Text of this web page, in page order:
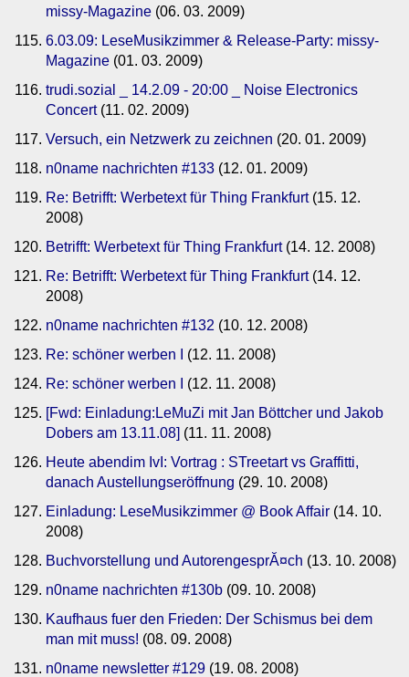
missy-Magazine (06. 03. 2009)
6.03.09: LeseMusikzimmer & Release-Party: missy-
Magazine (01. 03. 2009)
trudi.sozial _ 14.2.09 - 20:00 _ Noise Electronics
Concert(11. 02. 2009)
Versuch, ein Netzwerk zu zeichnen (20. 01. 2009)
n0name nachrichten #133 (12. 01. 2009)
Re: Betrifft: Werbetext für Thing Frankfurt(15. 12.
2008)
Betrifft: Werbetext für Thing Frankfurt(14. 12. 2008)
Re: Betrifft: Werbetext für Thing Frankfurt(14. 12.
2008)
n0name nachrichten #132 (10. 12. 2008)
Re: schöner werben I
(12. 11. 2008)
Re: schöner werben I
(12. 11. 2008)
[Fwd: Einladung:LeMuZi mit Jan Böttcher und Jakob
Dobers am 13.11.08] (11. 11. 2008)
Heute abendim IvI: Vortrag : STreetart vs Graffitti,
danach Austellungseröffnung (29. 10. 2008)
Einladung: LeseMusikzimmer @ Book Affair (14. 10.
2008)
Buchvorstellung und AutorengesprĂ¤ch (13. 10. 2008)
n0name nachrichten #130b (09. 10. 2008)
Kaufhaus fuer den Frieden: Der Schismus bei dem
man mit muss! (08. 09. 2008)
n0name newsletter #129 (19. 08. 2008)